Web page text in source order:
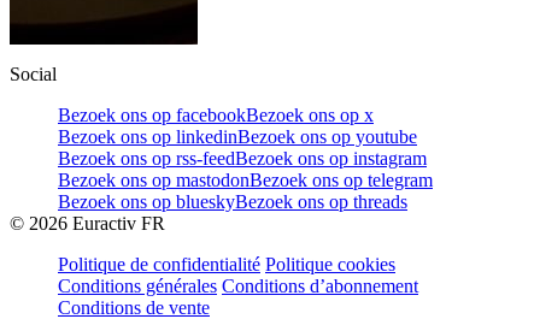
Social
Bezoek ons op facebookBezoek ons op x
Bezoek ons op linkedinBezoek ons op youtube
Bezoek ons op rss-feedBezoek ons op instagram
Bezoek ons op mastodonBezoek ons op telegram
Bezoek ons op blueskyBezoek ons op threads
© 2026 Euractiv FR
Politique de confidentialité Politique cookies
Conditions générales Conditions d’abonnement
Conditions de vente